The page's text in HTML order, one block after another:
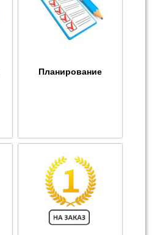
Планирование